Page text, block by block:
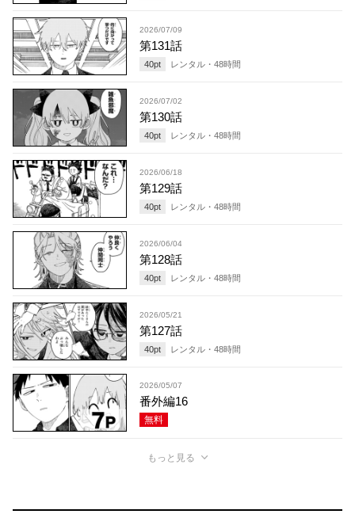
2026/07/09
第131話
40pt レンタル・ 48時間
2026/07/02
第130話
40pt レンタル・ 48時間
2026/06/18
第129話
40pt レンタル・ 48時間
2026/06/04
第128話
40pt レンタル・ 48時間
2026/05/21
第127話
40pt レンタル・ 48時間
2026/05/07
番外編16
無料
もっと見る